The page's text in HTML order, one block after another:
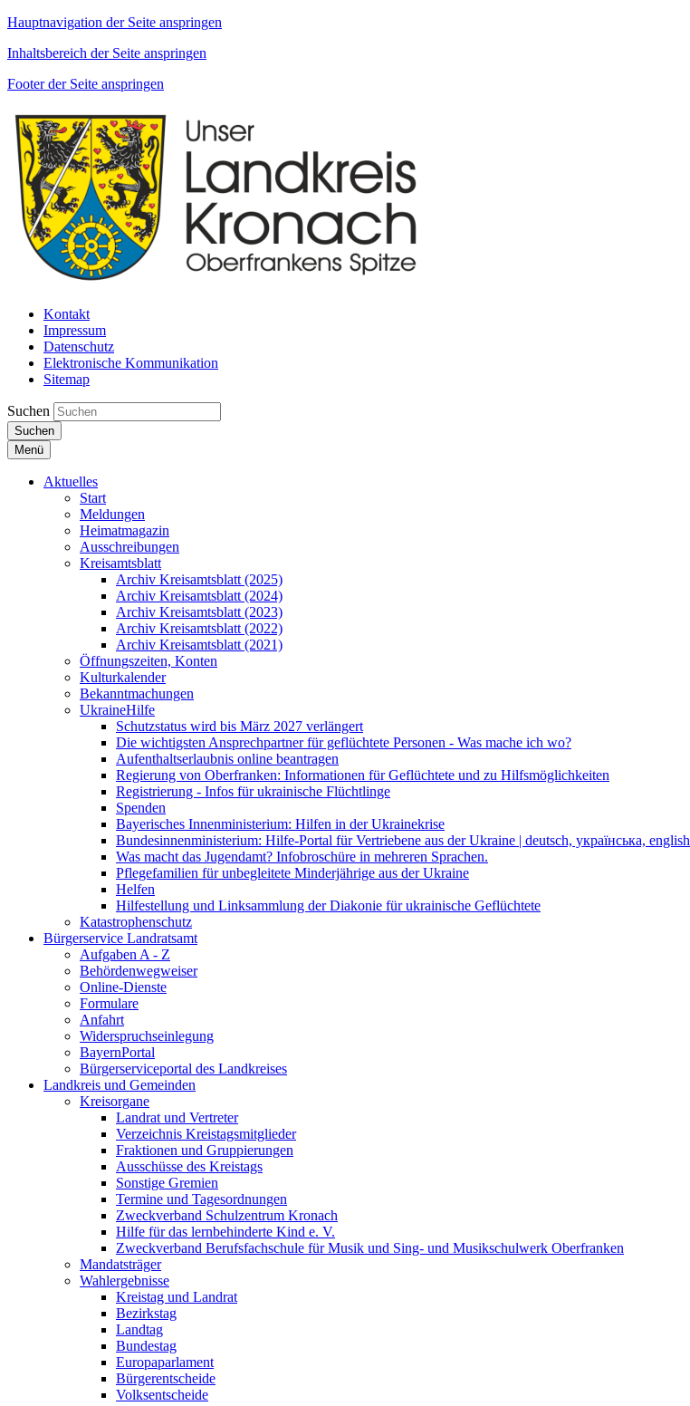
Hauptnavigation der Seite anspringen
Inhaltsbereich der Seite anspringen
Footer der Seite anspringen
Kontakt
Impressum
Datenschutz
Elektronische Kommunikation
Sitemap
Suchen
Suchen
Menü
Aktuelles
Start
Meldungen
Heimatmagazin
Ausschreibungen
Kreisamtsblatt
Archiv Kreisamtsblatt (2025)
Archiv Kreisamtsblatt (2024)
Archiv Kreisamtsblatt (2023)
Archiv Kreisamtsblatt (2022)
Archiv Kreisamtsblatt (2021)
Öffnungszeiten, Konten
Kulturkalender
Bekanntmachungen
UkraineHilfe
Schutzstatus wird bis März 2027 verlängert
Die wichtigsten Ansprechpartner für geflüchtete Personen - Was mache ich wo?
Aufenthaltserlaubnis online beantragen
Regierung von Oberfranken: Informationen für Geflüchtete und zu Hilfsmöglichkeiten
Registrierung - Infos für ukrainische Flüchtlinge
Spenden
Bayerisches Innenministerium: Hilfen in der Ukrainekrise
Bundesinnenministerium: Hilfe-Portal für Vertriebene aus der Ukraine | deutsch, українська, english
Was macht das Jugendamt? Infobroschüre in mehreren Sprachen.
Pflegefamilien für unbegleitete Minderjährige aus der Ukraine
Helfen
Hilfestellung und Linksammlung der Diakonie für ukrainische Geflüchtete
Katastrophenschutz
Bürgerservice Landratsamt
Aufgaben A - Z
Behördenwegweiser
Online-Dienste
Formulare
Anfahrt
Widerspruchseinlegung
BayernPortal
Bürgerserviceportal des Landkreises
Landkreis und Gemeinden
Kreisorgane
Landrat und Vertreter
Verzeichnis Kreistagsmitglieder
Fraktionen und Gruppierungen
Ausschüsse des Kreistags
Sonstige Gremien
Termine und Tagesordnungen
Zweckverband Schulzentrum Kronach
Hilfe für das lernbehinderte Kind e. V.
Zweckverband Berufsfachschule für Musik und Sing- und Musikschulwerk Oberfranken
Mandatsträger
Wahlergebnisse
Kreistag und Landrat
Bezirkstag
Landtag
Bundestag
Europaparlament
Bürgerentscheide
Volksentscheide